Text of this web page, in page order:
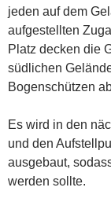
jeden auf dem
aufgestellten
Platz decken die
südlichen
Bogenschützen
Es wird in den
und den
ausgebaut,
werden sollte.